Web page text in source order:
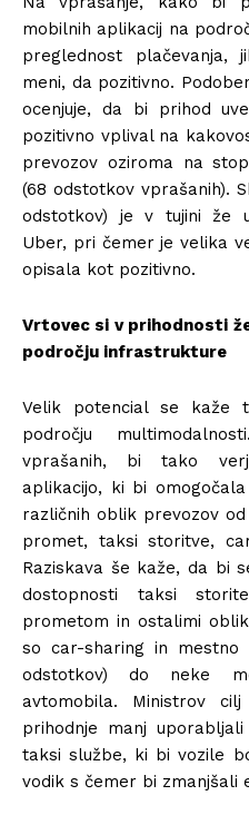
mobilnih aplikacij na
preglednost plačevanja,
meni, da pozitivno.
ocenjuje, da bi prihod
pozitivno vplival na
prevozov oziroma na
(68 odstotkov vprašanih).
odstotkov) je v tujini že
Uber, pri čemer je velika
opisala kot pozitivno.
Vrtovec si v prihodnosti
področju infrastrukture
Velik potencial se kaže
področju
vprašanih, bi tako
aplikacijo, ki bi
različnih oblik prevozov
promet, taksi storitve,
Raziskava še kaže, da bi
dostopnosti taksi
prometom in ostalimi
so car-sharing in
odstotkov) do neke
avtomobila. Ministrov
prihodnje manj
taksi službe, ki bi vozile
vodik s čemer bi zmanjšali